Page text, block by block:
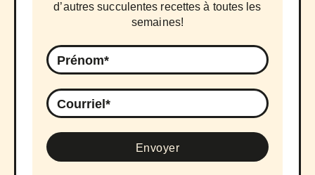
d’autres succulentes recettes à toutes les
semaines!